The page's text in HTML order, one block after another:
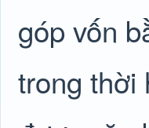
góp vốn
trong thời